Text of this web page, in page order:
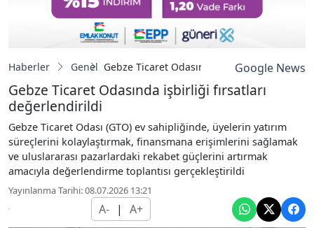
Haberler Genel Gebze Ticaret Odasında işbirliği fırsatları
Google News
Gebze Ticaret Odasında işbirliği fırsatları
değerlendirildi
Gebze Ticaret Odası (GTO) ev sahipliğinde, üyelerin yatırım
süreçlerini kolaylaştırmak, finansmana erişimlerini sağlamak
ve uluslararası pazarlardaki rekabet güçlerini artırmak
amacıyla değerlendirme toplantısı gerçekleştirildi
Yayınlanma Tarihi: 08.07.2026 13:21
A- | A+